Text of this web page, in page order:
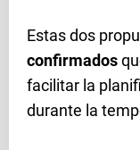
Estas dos
confirmados
facilitar la
durante la